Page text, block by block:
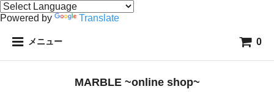
Powered by Translate
メニュー 0
MARBLE ~online shop~